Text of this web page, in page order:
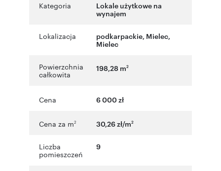
Kategoria
Lokale użytkowe na
wynajem
Lokalizacja podkarpackie, Mielec,
Mielec
Powierzchnia
całkowita
198,28 m2
Cena 6 000 zł
Cena za m2 30,26 zł/m2
Liczba
pomieszczeń
9